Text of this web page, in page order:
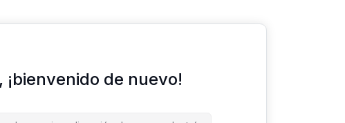
¡bienvenido de nuevo!